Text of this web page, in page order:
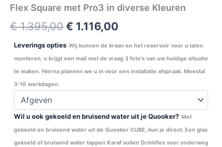
Flex Square met Pro3 in diverse Kleuren
€1.395,00€ 1.116,00
Leverings opties Wij kunnen de kraan en het reservoir voor u laten
monteren, u krijgt een mail met de vraag 3 foto's van uw huidige situatie
te maken. Hierna plannen we u in voor een installatie afspraak. Meestal
3-10 werkdagen.
Wil u ook gekoeld en bruisend water uit je Quooker? Met
gekoeld en bruisend water uit de Quooker CUBE, kun je direct: Een glas
gekoeld of bruisend water tappen Karaf vullen Drinkfles voor onderweg